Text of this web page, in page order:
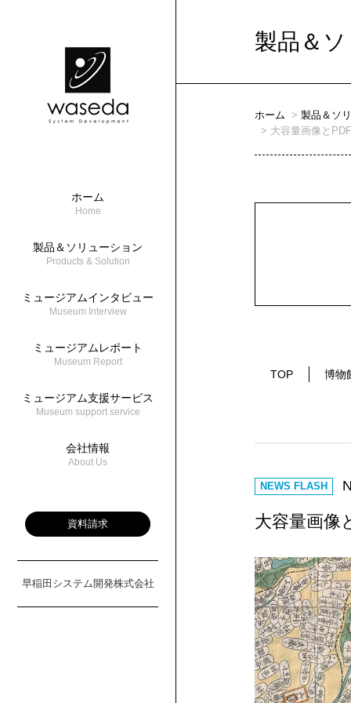
ホーム
Home
製品＆ソリューション
Products & Solution
ミュージアムインタビュー
Museum Interview
ミュージアムレポート
Museum Report
ミュージアム支援サービス
Museum support service
会社情報
About Us
資料請求
早稲田システム開発株式会社
製品＆
ホーム
製品＆ソ
大容量画像と
TOP 博物
NEWS FLASH
大容量画像